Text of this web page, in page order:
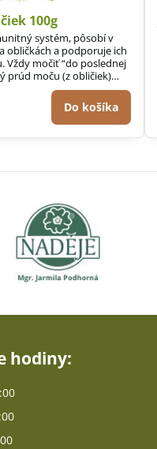
100g
systém, pôsobí v
obličkách a podporuje ich
Vždy močiť “do poslednej
prúd moču (z obličiek)
Do košíka
hodiny: